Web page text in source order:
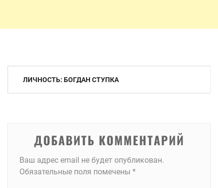
Навигация
ЛИЧНОСТЬ: БОГДАН СТУПКА
ДОБАВИТЬ КОММЕНТАРИЙ
Ваш адрес email не будет опубликован.
Обязательные поля помечены *